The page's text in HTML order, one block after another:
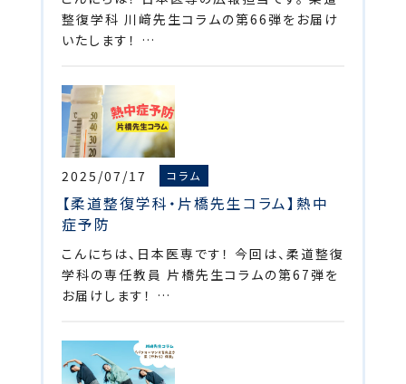
整復学科 川﨑先生コラムの第66弾をお届け
いたします！ …
2025/07/17 コラム
【柔道整復学科・片橋先生コラム】熱中
症予防
こんにちは、日本医専です！ 今回は、柔道整復
学科の専任教員 片橋先生コラムの第67弾を
お届けします！ …